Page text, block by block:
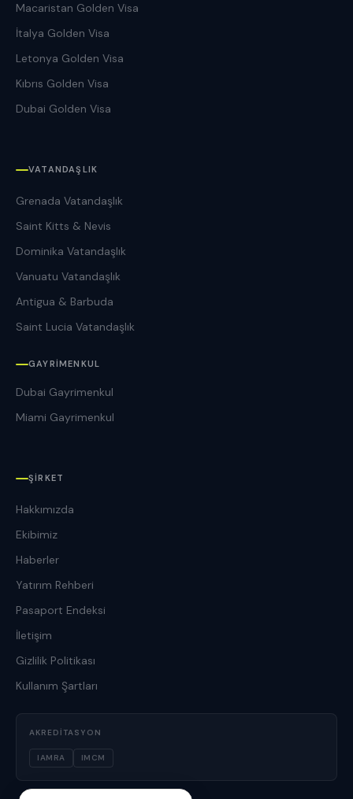
Macaristan Golden Visa
İtalya Golden Visa
Letonya Golden Visa
Kıbrıs Golden Visa
Dubai Golden Visa
VATANDAŞLIK
Grenada Vatandaşlık
Saint Kitts & Nevis
Dominika Vatandaşlık
Vanuatu Vatandaşlık
Antigua & Barbuda
Saint Lucia Vatandaşlık
GAYRIMENKUL
Dubai Gayrimenkul
Miami Gayrimenkul
ŞIRKET
Hakkımızda
Ekibimiz
Haberler
Yatırım Rehberi
Pasaport Endeksi
İletişim
Gizlilik Politikası
Kullanım Şartları
AKREDITASYON
IAMRA IMCM